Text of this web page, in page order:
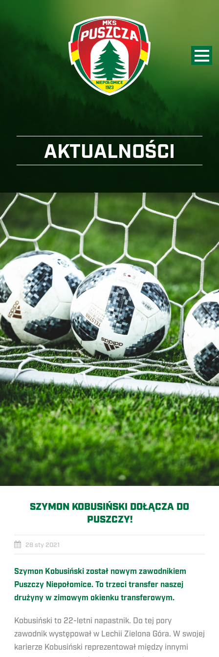
AKTUALNOŚCI
SZYMON KOBUSIŃSKI DOŁĄCZA DO
PUSZCZY!
28 sty 2021
Szymon Kobusiński został nowym zawodnikiem
Puszczy Niepołomice. To trzeci transfer naszej
drużyny w zimowym okienku transferowym.
Kobusiński to 22-letni napastnik. Do tej pory
zawodnik występował w Lechii Zielona Góra. W swojej
karierze Kobusiński reprezentował między innymi